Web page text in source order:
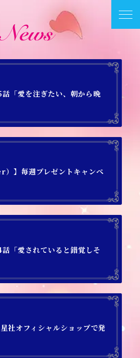
話「愛を注ぎたい、朝から晩
）】毎週プレゼントキャンペ
話「愛されていると錯覚しそ
社オフィシャルショップで発